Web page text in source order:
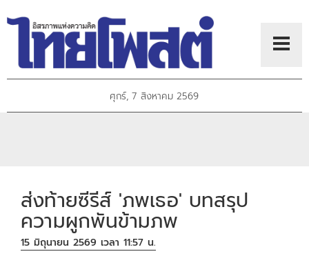
ศุกร์, 7 สิงหาคม 2569
ส่งท้ายซีรีส์ 'ภพเธอ' บทสรุป
ความผูกพันข้ามภพ
15 มิถุนายน 2569 เวลา 11:57 น.